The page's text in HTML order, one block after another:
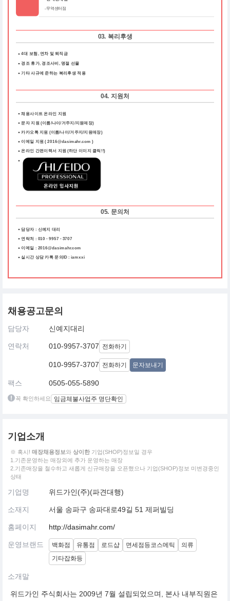
- 무역센터점
03. 복리후생
4대 보험, 연차 및 퇴직금
경조 휴가, 경조사비, 명절 선물
기타 사규에 준하는 복리후생 적용
04. 지원처
채용사이트 온라인 지원
문자 지원 (이름/나이/거주지/지원매장)
카카오톡 지원 (이름/나이/거주지/지원매장)
이메일 지원 ( 2016@dasimahr.com )
온라인 간편이력서 지원 (하단 이미지 클릭!!)
05. 문의처
담당자 : 신예지 대리
연락처 : 010 - 9957 - 3707
이메일 : 2016@dasimahr.com
실시간 상담 카톡 문의ID : iamxxi
채용공고문의
담당자 신예지대리
연락처 010-9957-3707 전화하기
010-9957-3707 전화하기 문자보내기
팩스 0505-055-5890
꼭 확인하세요 임금체불사업주 명단확인
기업소개
※ 혹시! 매장채용정보와 상이한 기업(SHOP)정보일 경우
1.기존운영하는 매장외에 추가 운영하는 매장
2.기존매장을 철수하고 새롭게 신규매장을 오픈했으나 기업(SHOP)정보 미변경중인
상태
기업명 위드가인(주)(파견대행)
소재지 서울 송파구 송파대로49길 51 제퍼빌딩
홈페이지 http://dasimahr.com/
운영브랜드 백화점 유통점 로드샵 면세점등코스메틱
의류
기타잡화등
소개말
위드가인 주식회사는 2009년 7월 설립되었으며, 본사 내부직원은